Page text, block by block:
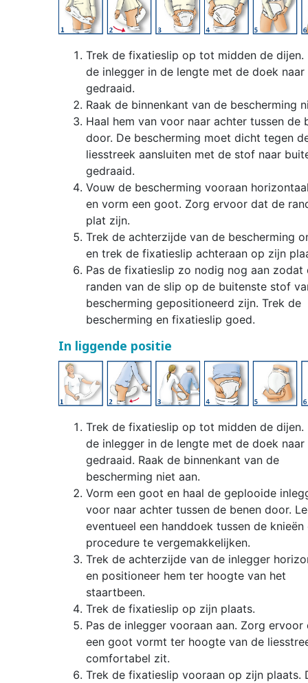
Trek de fixatieslip op tot midden de dijen.
de inlegger in de lengte met de doek naar
gedraaid.
Raak de binnenkant van de bescherming
Haal hem van voor naar achter tussen de
door. De bescherming moet dicht tegen
liesstreek aansluiten met de stof naar
gedraaid.
Vouw de bescherming vooraan
en vorm een goot. Zorg ervoor dat de
plat zijn.
Trek de achterzijde van de bescherming
en trek de fixatieslip achteraan op zijn
Pas de fixatieslip zo nodig nog aan zodat
randen van de slip op de buitenste stof
bescherming gepositioneerd zijn. Trek de
bescherming en fixatieslip goed.
In liggende positie
Trek de fixatieslip op tot midden de dijen.
de inlegger in de lengte met de doek naar
gedraaid. Raak de binnenkant van de
bescherming niet aan.
Vorm een goot en haal de geplooide
voor naar achter tussen de benen door.
eventueel een handdoek tussen de knieën
procedure te vergemakkelijken.
Trek de achterzijde van de inlegger
en positioneer hem ter hoogte van het
staartbeen.
Trek de fixatieslip op zijn plaats.
Pas de inlegger vooraan aan. Zorg ervoor
een goot vormt ter hoogte van de
comfortabel zit.
Trek de fixatieslip vooraan op zijn plaats.